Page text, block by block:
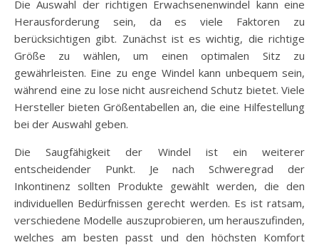
Die Auswahl der richtigen Erwachsenenwindel kann eine
Herausforderung sein, da es viele Faktoren zu
berücksichtigen gibt. Zunächst ist es wichtig, die richtige
Größe zu wählen, um einen optimalen Sitz zu
gewährleisten. Eine zu enge Windel kann unbequem sein,
während eine zu lose nicht ausreichend Schutz bietet. Viele
Hersteller bieten Größentabellen an, die eine Hilfestellung
bei der Auswahl geben.
Die Saugfähigkeit der Windel ist ein weiterer
entscheidender Punkt. Je nach Schweregrad der
Inkontinenz sollten Produkte gewählt werden, die den
individuellen Bedürfnissen gerecht werden. Es ist ratsam,
verschiedene Modelle auszuprobieren, um herauszufinden,
welches am besten passt und den höchsten Komfort